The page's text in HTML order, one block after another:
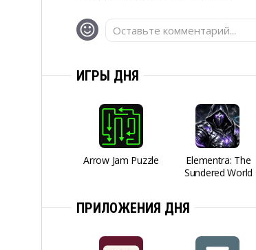
Оставьте комментарий...
ИГРЫ ДНЯ
Arrow Jam Puzzle
Elementra: The
Sundered World
ПРИЛОЖЕНИЯ ДНЯ